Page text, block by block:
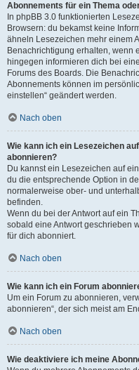
Abonnements für ein Thema
In phpBB 3.0 funktionierten
Browsern: du bekamst keine
ähneln Lesezeichen mehr einem
Benachrichtigung erhalten, wenn
hingegen informieren dich bei
Forums des Boards. Die
Abonnements können im
einstellen“ geändert werden.
Nach oben
Wie kann ich ein Lesezeichen
abonnieren?
Du kannst ein Lesezeichen auf
du die entsprechende Option in
normalerweise ober- und
befinden.
Wenn du bei der Antwort auf ein
sobald eine Antwort geschrieben
für dich abonniert.
Nach oben
Wie kann ich ein Forum
Um ein Forum zu abonnieren,
abonnieren“, der sich meist am
Nach oben
Wie deaktiviere ich meine